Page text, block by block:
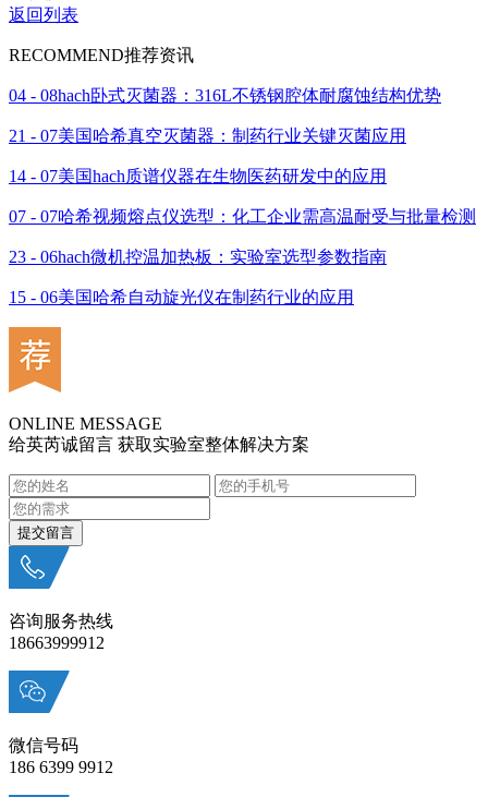
返回列表
RECOMMEND推荐资讯
04 - 08hach卧式灭菌器：316L不锈钢腔体耐腐蚀结构优势
21 - 07美国哈希真空灭菌器：制药行业关键灭菌应用
14 - 07美国hach质谱仪器在生物医药研发中的应用
07 - 07哈希视频熔点仪选型：化工企业需高温耐受与批量检测
23 - 06hach微机控温加热板：实验室选型参数指南
15 - 06美国哈希自动旋光仪在制药行业的应用
ONLINE MESSAGE
给英芮诚留言 获取实验室整体解决方案
咨询服务热线
18663999912
微信号码
186 6399 9912